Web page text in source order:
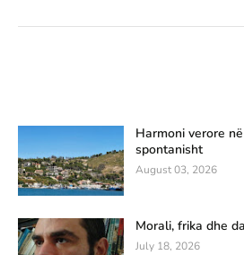
Harmoni verore
spontanisht
August 03, 2026
Morali, frika dhe
July 18, 2026